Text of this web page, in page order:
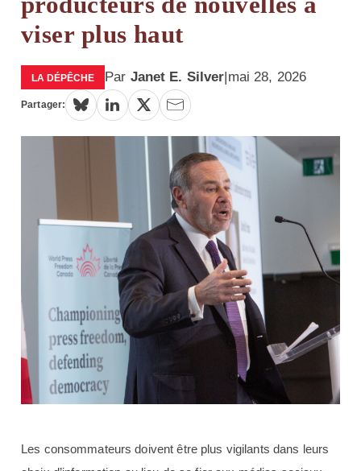
viser plus haut
LA DÉPÊCHE Par Janet E. Silver|mai 28, 2026
Partager:
Les consommateurs doivent être plus vigilants dans leurs